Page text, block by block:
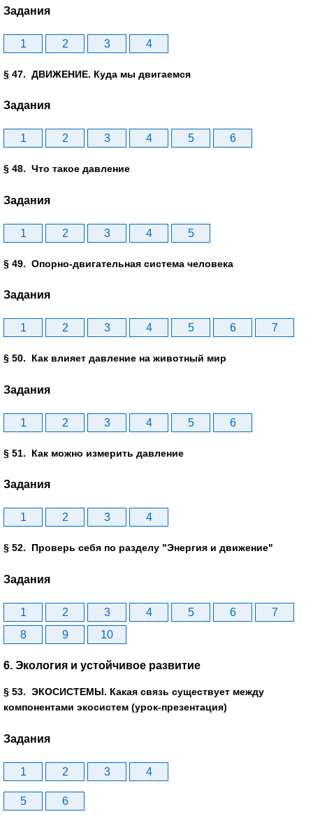
Задания
1 2 3 4
§ 47. ДВИЖЕНИЕ. Куда мы двигаемся
Задания
1 2 3 4 5 6
§ 48. Что такое давление
Задания
1 2 3 4 5
§ 49. Опорно-двигательная система человека
Задания
1 2 3 4 5 6 7
§ 50. Как влияет давление на животный мир
Задания
1 2 3 4 5 6
§ 51. Как можно измерить давление
Задания
1 2 3 4
§ 52. Проверь себя по разделу "Энергия и движение"
Задания
1 2 3 4 5 6
7
8
9 10
6. Экология и устойчивое развитие
§ 53. ЭКОСИСТЕМЫ. Какая связь существует между
компонентами экосистем (урок-презентация)
Задания
1 2 3 4
5 6